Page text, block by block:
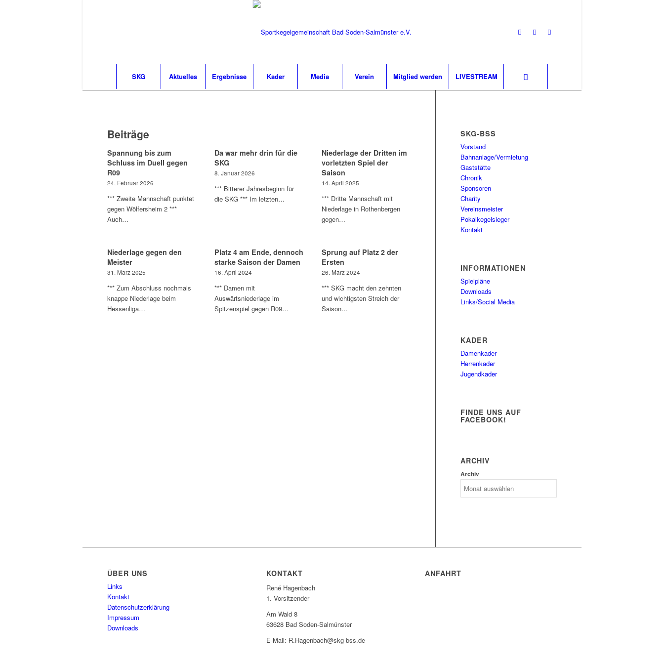
SKG Aktuelles Ergebnisse Kader Media Verein Mitglied werden LIVESTREAM
Beiträge
Spannung bis zum
Schluss im Duell gegen
R09
24. Februar 2026
*** Zweite Mannschaft punktet
gegen Wölfersheim 2 ***
Auch…
Da war mehr drin für die
SKG
8. Januar 2026
*** Bitterer Jahresbeginn für
die SKG *** Im letzten…
Niederlage der Dritten im
vorletzten Spiel der
Saison
14. April 2025
*** Dritte Mannschaft mit
Niederlage in Rothenbergen
gegen…
Niederlage gegen den
Meister
31. März 2025
*** Zum Abschluss nochmals
knappe Niederlage beim
Hessenliga…
Platz 4 am Ende, dennoch
starke Saison der Damen
16. April 2024
*** Damen mit
Auswärtsniederlage im
Spitzenspiel gegen R09…
Sprung auf Platz 2 der
Ersten
26. März 2024
*** SKG macht den zehnten
und wichtigsten Streich der
Saison…
SKG-BSS
Vorstand
Bahnanlage/Vermietung
Gaststätte
Chronik
Sponsoren
Charity
Vereinsmeister
Pokalkegelsieger
Kontakt
INFORMATIONEN
Spielpläne
Downloads
Links/Social Media
KADER
Damenkader
Herrenkader
Jugendkader
FINDE UNS AUF
FACEBOOK!
ARCHIV
Archiv
ÜBER UNS
Links
Kontakt
Datenschutzerklärung
Impressum
Downloads
KONTAKT
René Hagenbach
1. Vorsitzender
Am Wald 8
63628 Bad Soden-Salmünster
E-Mail: R.Hagenbach@skg-bss.de
ANFAHRT